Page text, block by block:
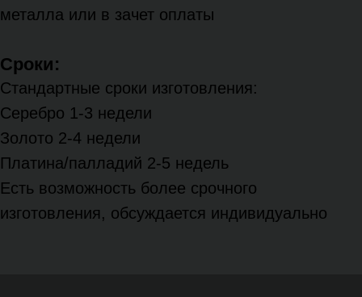
металла или в зачет оплаты
Сроки:
Стандартные сроки изготовления:
Серебро 1-3 недели
Золото 2-4 недели
Платина/палладий 2-5 недель
Есть возможность более срочного
изготовления, обсуждается индивидуально